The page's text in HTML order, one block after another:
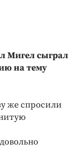
Мигел сыграл
на тему
же спросили